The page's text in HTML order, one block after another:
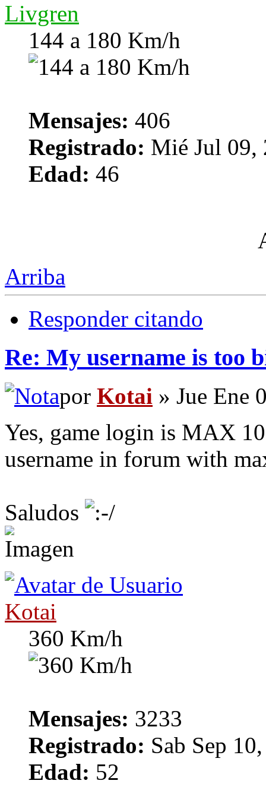
Livgren
144 a 180 Km/h
Mensajes: 406
Registrado: Mié Jul 09,
Edad: 46
Arriba
Responder citando
Re: My username is too
por Kotai » Jue Ene
Yes, game login is MAX
username in forum with
Saludos
Kotai
360 Km/h
Mensajes: 3233
Registrado: Sab Sep
Edad: 52